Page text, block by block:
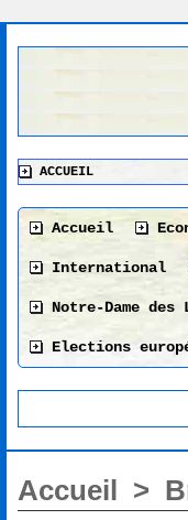
ACCUEIL
Accueil
International
Notre-Dame des
Elections
Accueil >